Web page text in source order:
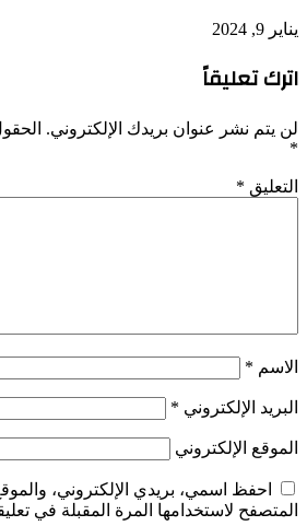
يناير 9, 2024
اترك تعليقاً
لن يتم نشر عنوان بريدك الإلكتروني.
*
التعليق *
الاسم *
البريد الإلكتروني *
الموقع الإلكتروني
احفظ اسمي، بريدي الإلكتروني،
المتصفح لاستخدامها المرة المقبلة في